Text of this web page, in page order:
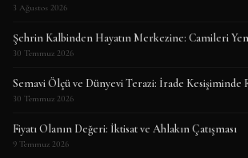
3 Ağustos 2026
Şehrin Kalbinden Hayatın Merkezine: Camileri
30 Temmuz 2026
Semavi Ölçü ve Dünyevi Terazi: İrade Kesişiminde
30 Temmuz 2026
Fiyatı Olanın Değeri: İktisat ve Ahlakın Çatışması
9 Temmuz 2026